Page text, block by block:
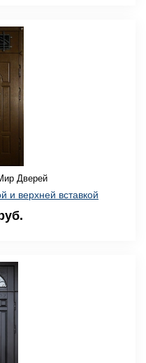
Дверей
и верхней вставкой